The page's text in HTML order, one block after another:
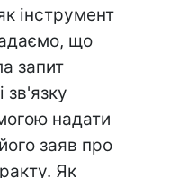
інструмент
що
запит
зв'язку
надати
заяв про
Як